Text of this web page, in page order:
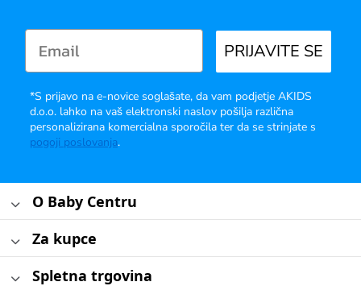
PRIJAVITE SE
*S prijavo na e-novice soglašate, da vam podjetje AKIDS
d.o.o. lahko na vaš elektronski naslov pošilja različna
personalizirana komercialna sporočila ter da se strinjate s
pogoji poslovanja.
O Baby Centru
Za kupce
Spletna trgovina